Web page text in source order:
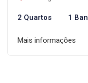
2 Quartos 1
Mais informações